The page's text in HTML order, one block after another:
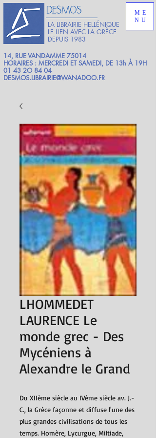
LA LIBRAIRIE HELLÉNIQUE
LE LIEN AVEC LA GRÈCE
DEPUIS 1983
ME
NU
14, RUE VANDAMME 75014
HORAIRES : MERCREDI ET SAMEDI, DE 13h À 19H
01 43 2O 84 04
DESMOS.LIBRAIRIE@WANADOO.FR
LHOMMEDET
LAURENCE Le
monde grec - Des
Mycéniens à
Alexandre le Grand
Du XIIème siècle au IVème siècle av. J.-
C., la Grèce façonne et diffuse l'une des
plus grandes civilisations de tous les
temps. Homère, Lycurgue, Miltiade,